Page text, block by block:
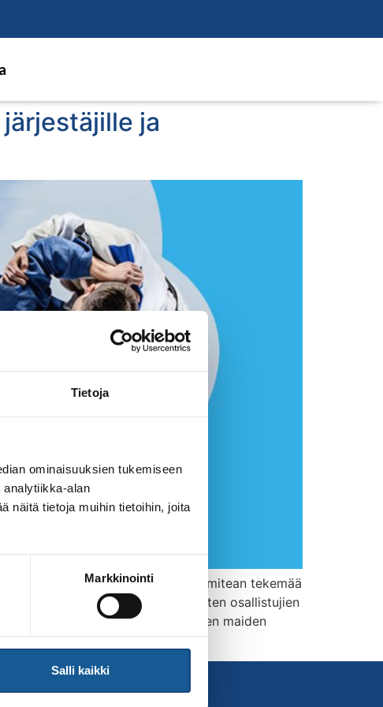
Tietoja
ominaisuuksien tukemiseen
analytiikka-alan
näitä tietoja muihin tietoihin, joita
Markkinointi
Salli kaikki
ja
jotka noudattavat Olympiakomitean tekemää
venäläisten ja valko-venäläisten osallistujien
Suomessa asuvat muiden maiden